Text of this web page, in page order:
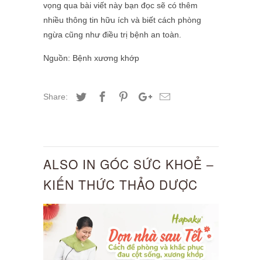
vọng qua bài viết này bạn đọc sẽ có thêm
nhiều thông tin hữu ích và biết cách phòng
ngừa cũng như điều trị bệnh an toàn.
Nguồn: Bệnh xương khớp
Share:
ALSO IN GÓC SỨC KHOẺ –
KIẾN THỨC THẢO DƯỢC